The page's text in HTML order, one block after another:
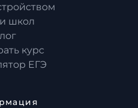
школ
курс
ЕГЭ